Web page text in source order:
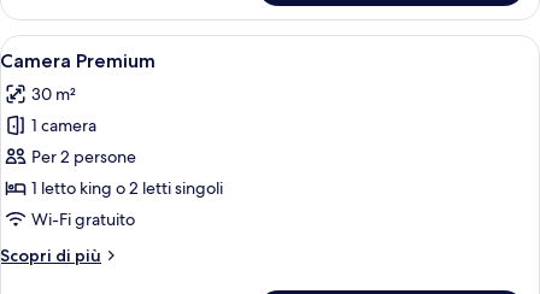
Premium,
balcone
Apri
tutte
le
foto
per
Camera
Premium
Una camera d'albergo con una
4
Camera Premium
30 m²
1 camera
Per 2 persone
1 letto king o 2 letti singoli
Wi-Fi gratuito
Scopri di più
Altri